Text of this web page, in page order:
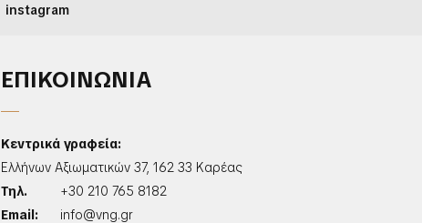
instagram
ΕΠΙΚΟΙΝΩΝΙΑ
Κεντρικά γραφεία:
Ελλήνων Αξιωματικών 37, 162 33 Καρέας
Τηλ.
+30 210 765 8182
Email:
info@vng.gr